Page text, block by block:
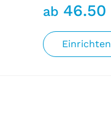
ab 46.50
Einrichten